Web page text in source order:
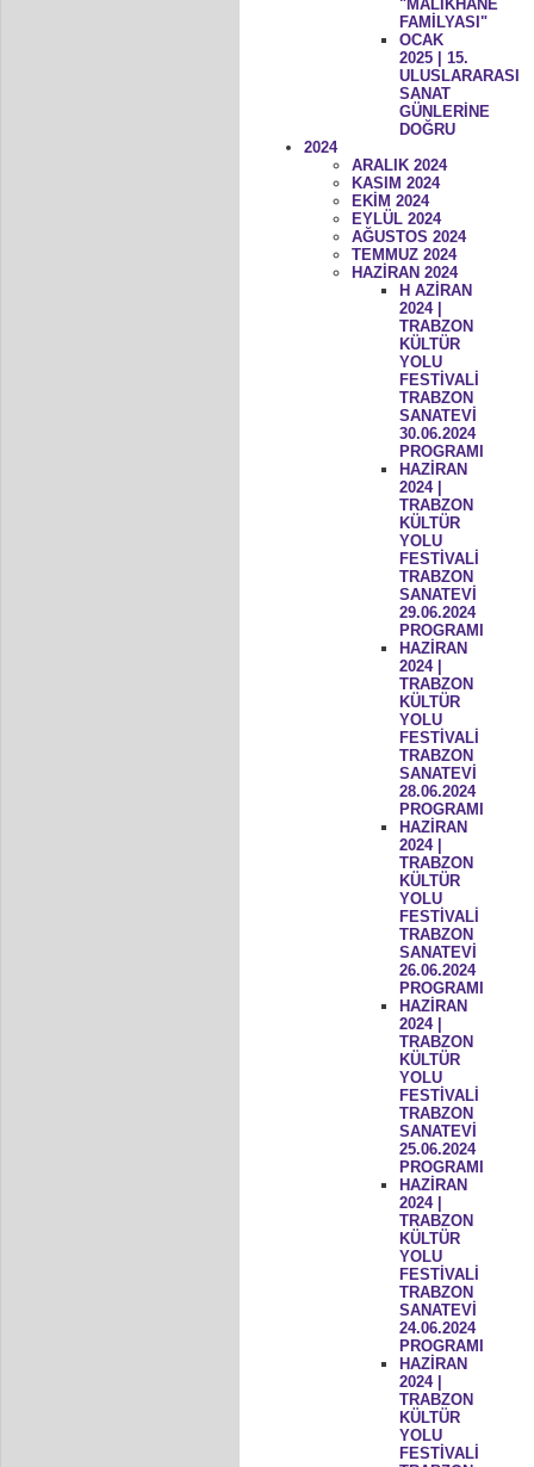
"MALİKHANE
FAMİLYASI"
OCAK
2025 | 15.
ULUSLARARASI
SANAT
GÜNLERİNE
DOĞRU
2024
ARALIK 2024
KASIM 2024
EKİM 2024
EYLÜL 2024
AĞUSTOS 2024
TEMMUZ 2024
HAZİRAN 2024
H AZİRAN
2024 |
TRABZON
KÜLTÜR
YOLU
FESTİVALİ
TRABZON
SANATEVİ
30.06.2024
PROGRAMI
HAZİRAN
2024 |
TRABZON
KÜLTÜR
YOLU
FESTİVALİ
TRABZON
SANATEVİ
29.06.2024
PROGRAMI
HAZİRAN
2024 |
TRABZON
KÜLTÜR
YOLU
FESTİVALİ
TRABZON
SANATEVİ
28.06.2024
PROGRAMI
HAZİRAN
2024 |
TRABZON
KÜLTÜR
YOLU
FESTİVALİ
TRABZON
SANATEVİ
26.06.2024
PROGRAMI
HAZİRAN
2024 |
TRABZON
KÜLTÜR
YOLU
FESTİVALİ
TRABZON
SANATEVİ
25.06.2024
PROGRAMI
HAZİRAN
2024 |
TRABZON
KÜLTÜR
YOLU
FESTİVALİ
TRABZON
SANATEVİ
24.06.2024
PROGRAMI
HAZİRAN
2024 |
TRABZON
KÜLTÜR
YOLU
FESTİVALİ